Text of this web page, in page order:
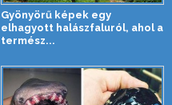
Gyönyörű képek egy
elhagyott halászfaluról, ahol a
termész...